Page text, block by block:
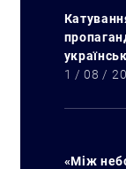
1 / 08 /
«Між